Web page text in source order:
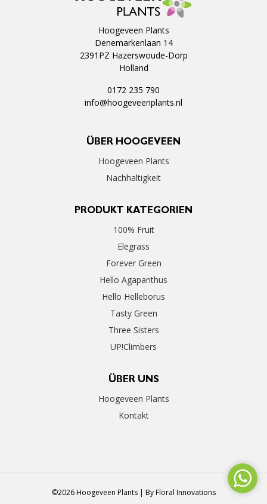
Hoogeveen Plants
Denemarkenlaan 14
2391PZ Hazerswoude-Dorp
Holland
0172 235 790
info@hoogeveenplants.nl
ÜBER HOOGEVEEN
Hoogeveen Plants
Nachhaltigkeit
PRODUKT KATEGORIEN
100% Fruit
Elegrass
Forever Green
Hello Agapanthus
Hello Helleborus
Tasty Green
Three Sisters
UP!Climbers
ÜBER UNS
Hoogeveen Plants
Kontakt
©2026 Hoogeveen Plants | By Floral Innovations